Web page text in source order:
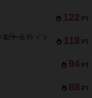
122 PT
118 PT
ー＆ライト
94 PT
88 PT